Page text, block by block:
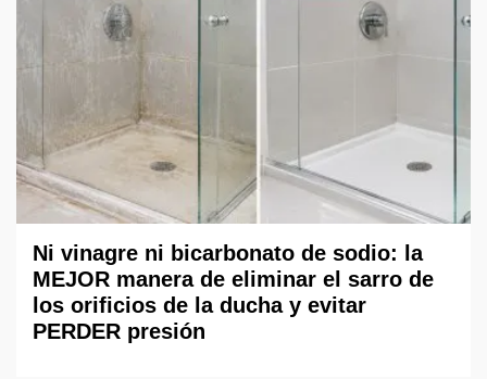
Ni vinagre ni bicarbonato de sodio: la
MEJOR manera de eliminar el sarro de
los orificios de la ducha y evitar
PERDER presión